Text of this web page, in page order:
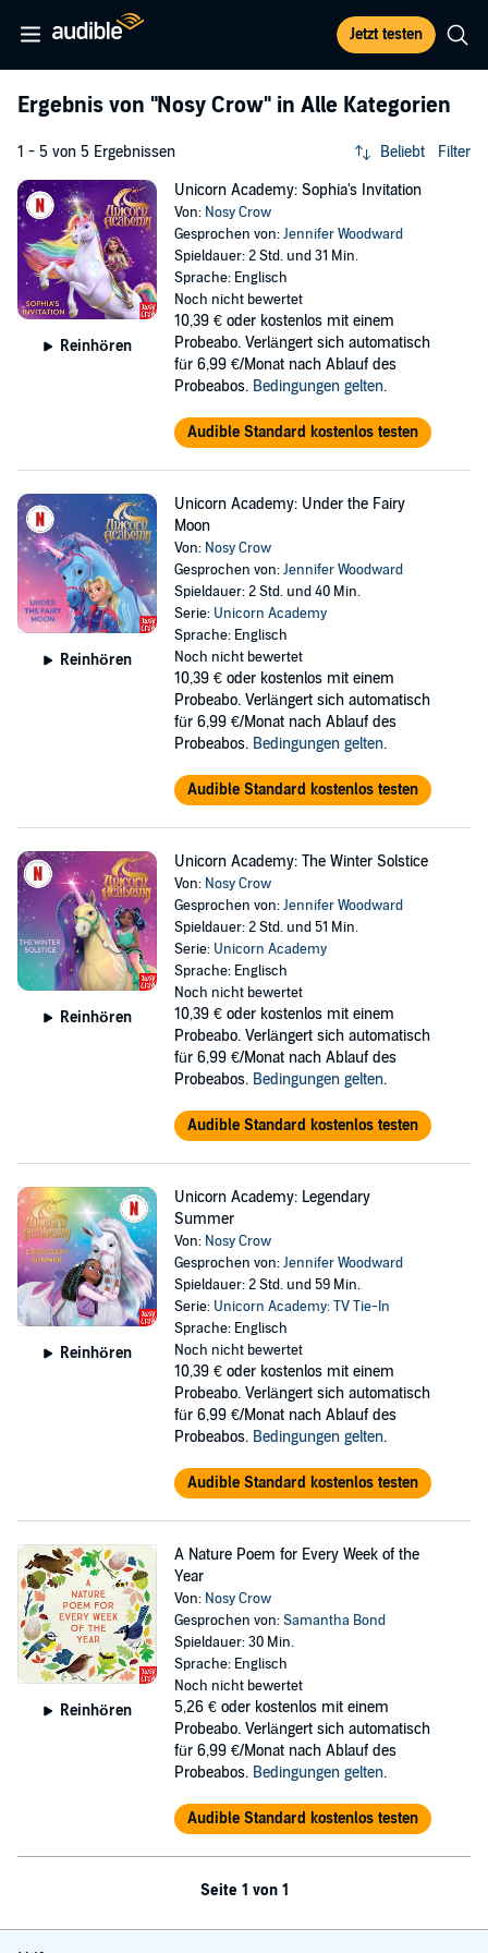
Jetzt testen
Ergebnis von "Nosy Crow" in Alle Kategorien
1 - 5 von 5 Ergebnissen Beliebt Filter
Reinhören
Unicorn Academy: Sophia's Invitation
Von: Nosy Crow
Gesprochen von:Jennifer Woodward
Spieldauer: 2 Std. und 31 Min.
Sprache: Englisch
Noch nicht bewertet
10,39 € oder kostenlos mit einem
Probeabo. Verlängert sich automatisch
für 6,99 €/Monat nach Ablauf des
Probeabos. Bedingungen gelten.
Audible Standard kostenlos testen
Reinhören
Unicorn Academy: Under the Fairy
Moon
Von: Nosy Crow
Gesprochen von:Jennifer Woodward
Spieldauer: 2 Std. und 40 Min.
Serie: Unicorn Academy
Sprache: Englisch
Noch nicht bewertet
10,39 € oder kostenlos mit einem
Probeabo. Verlängert sich automatisch
für 6,99 €/Monat nach Ablauf des
Probeabos. Bedingungen gelten.
Audible Standard kostenlos testen
Reinhören
Unicorn Academy: The Winter Solstice
Von: Nosy Crow
Gesprochen von:Jennifer Woodward
Spieldauer: 2 Std. und 51 Min.
Serie: Unicorn Academy
Sprache: Englisch
Noch nicht bewertet
10,39 € oder kostenlos mit einem
Probeabo. Verlängert sich automatisch
für 6,99 €/Monat nach Ablauf des
Probeabos. Bedingungen gelten.
Audible Standard kostenlos testen
Reinhören
Unicorn Academy: Legendary
Summer
Von: Nosy Crow
Gesprochen von:Jennifer Woodward
Spieldauer: 2 Std. und 59 Min.
Serie: Unicorn Academy: TV Tie-In
Sprache: Englisch
Noch nicht bewertet
10,39 € oder kostenlos mit einem
Probeabo. Verlängert sich automatisch
für 6,99 €/Monat nach Ablauf des
Probeabos. Bedingungen gelten.
Audible Standard kostenlos testen
Reinhören
A Nature Poem for Every Week of the
Year
Von: Nosy Crow
Gesprochen von:Samantha Bond
Spieldauer: 30 Min.
Sprache: Englisch
Noch nicht bewertet
5,26 € oder kostenlos mit einem
Probeabo. Verlängert sich automatisch
für 6,99 €/Monat nach Ablauf des
Probeabos. Bedingungen gelten.
Audible Standard kostenlos testen
Seite 1 von 1